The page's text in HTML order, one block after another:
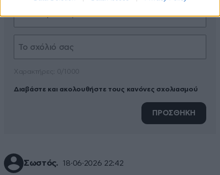
Διαβάστε και ακολουθήστε τους κανόνες σχολιασμού
ΠΡΟΣΘΗΚΗ
Σωστός. 18·06·2026 22:42